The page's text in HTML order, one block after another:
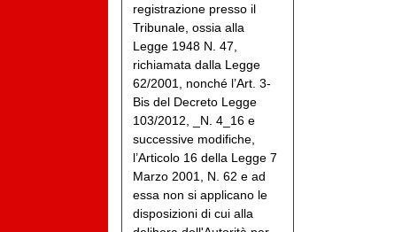
registrazione presso il
Tribunale, ossia alla
Legge 1948 N. 47,
richiamata dalla Legge
62/2001, nonché l’Art. 3-
Bis del Decreto Legge
103/2012, _N. 4_16 e
successive modifiche,
l’Articolo 16 della Legge 7
Marzo 2001, N. 62 e ad
essa non si applicano le
disposizioni di cui alla